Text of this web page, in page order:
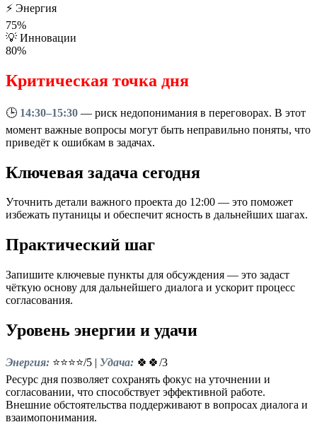
⚡ Энергия
75%
💡 Инновации
80%
Критическая точка дня
🕒 14:30–15:30 — риск недопонимания в переговорах. В этот
момент важные вопросы могут быть неправильно поняты, что
приведёт к ошибкам в задачах.
Ключевая задача сегодня
Уточнить детали важного проекта до 12:00 — это поможет
избежать путаницы и обеспечит ясность в дальнейших шагах.
Практический шаг
Запишите ключевые пункты для обсуждения — это задаст
чёткую основу для дальнейшего диалога и ускорит процесс
согласования.
Уровень энергии и удачи
Энергия: ⭐⭐⭐⭐/5 | Удача: 🍀🍀/3
Ресурс дня позволяет сохранять фокус на уточнении и
согласовании, что способствует эффективной работе.
Внешние обстоятельства поддерживают в вопросах диалога и
взаимопонимания.